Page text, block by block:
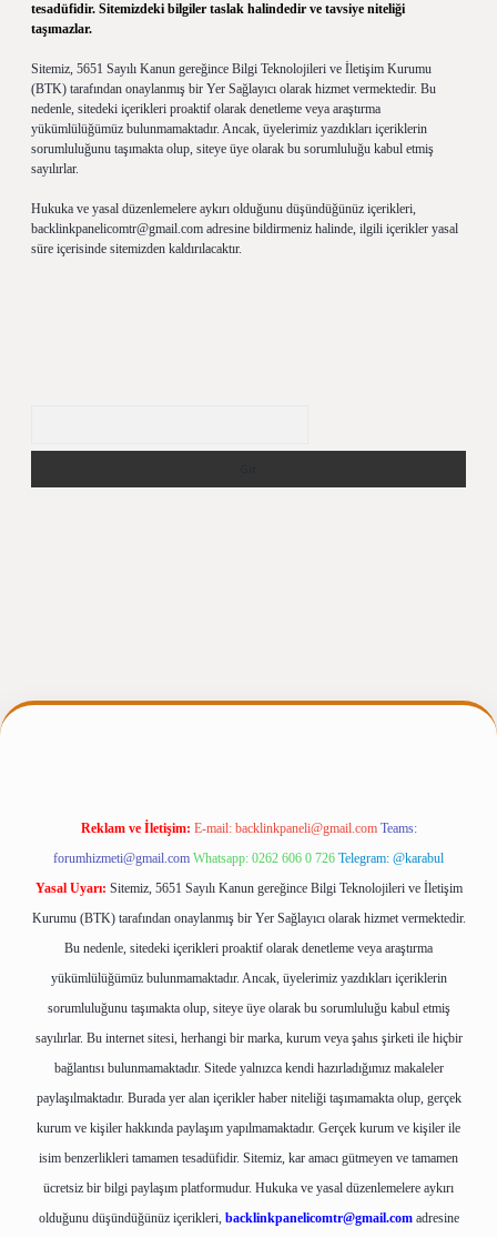
tesadüfidir. Sitemizdeki bilgiler taslak halindedir ve tavsiye niteliği
taşımazlar.
Sitemiz, 5651 Sayılı Kanun gereğince Bilgi Teknolojileri ve İletişim Kurumu
(BTK) tarafından onaylanmış bir Yer Sağlayıcı olarak hizmet vermektedir. Bu
nedenle, sitedeki içerikleri proaktif olarak denetleme veya araştırma
yükümlülüğümüz bulunmamaktadır. Ancak, üyelerimiz yazdıkları içeriklerin
sorumluluğunu taşımakta olup, siteye üye olarak bu sorumluluğu kabul etmiş
sayılırlar.
Hukuka ve yasal düzenlemelere aykırı olduğunu düşündüğünüz içerikleri,
backlinkpanelicomtr@gmail.com adresine bildirmeniz halinde, ilgili içerikler yasal
süre içerisinde sitemizden kaldırılacaktır.
Reklam ve İletişim: E-mail: backlinkpaneli@gmail.com Teams:
forumhizmeti@gmail.com Whatsapp: 0262 606 0 726 Telegram: @karabul
Yasal Uyarı: Sitemiz, 5651 Sayılı Kanun gereğince Bilgi Teknolojileri ve İletişim
Kurumu (BTK) tarafından onaylanmış bir Yer Sağlayıcı olarak hizmet vermektedir.
Bu nedenle, sitedeki içerikleri proaktif olarak denetleme veya araştırma
yükümlülüğümüz bulunmamaktadır. Ancak, üyelerimiz yazdıkları içeriklerin
sorumluluğunu taşımakta olup, siteye üye olarak bu sorumluluğu kabul etmiş
sayılırlar. Bu internet sitesi, herhangi bir marka, kurum veya şahıs şirketi ile hiçbir
bağlantısı bulunmamaktadır. Sitede yalnızca kendi hazırladığımız makaleler
paylaşılmaktadır. Burada yer alan içerikler haber niteliği taşımamakta olup, gerçek
kurum ve kişiler hakkında paylaşım yapılmamaktadır. Gerçek kurum ve kişiler ile
isim benzerlikleri tamamen tesadüfidir. Sitemiz, kar amacı gütmeyen ve tamamen
ücretsiz bir bilgi paylaşım platformudur. Hukuka ve yasal düzenlemelere aykırı
olduğunu düşündüğünüz içerikleri, backlinkpanelicomtr@gmail.comadresine